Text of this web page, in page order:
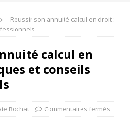
Réussir son annuité calcul en droit :
calcul en
et conseils
Rochat Commentaires fermés